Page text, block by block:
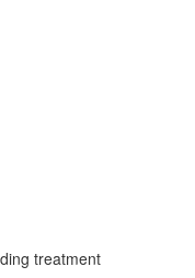
treatment